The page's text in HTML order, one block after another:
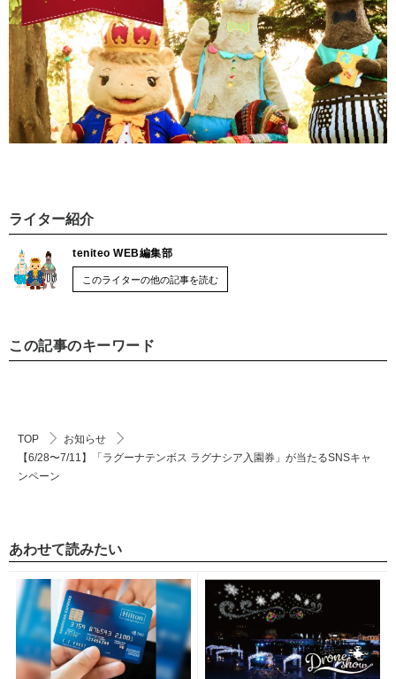
ライター紹介
teniteo WEB編集部
このライターの他の記事を読む
この記事のキーワード
TOP
お知らせ
【6/28〜7/11】「ラグーナテンボス ラグナシア入園券」が当たるSNSキャ
ンペーン
あわせて読みたい